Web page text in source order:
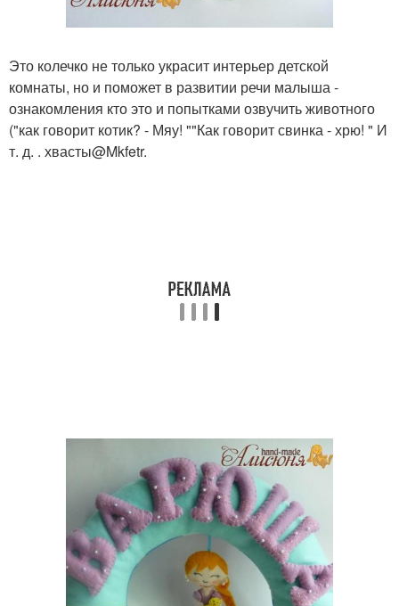
Это колечко не только украсит интерьер детской
комнаты, но и поможет в развитии речи малыша -
ознакомления кто это и попытками озвучить животного
("как говорит котик? - Мяу! ""Как говорит свинка - хрю! " И
т. д. . хвасты@Mkfetr.